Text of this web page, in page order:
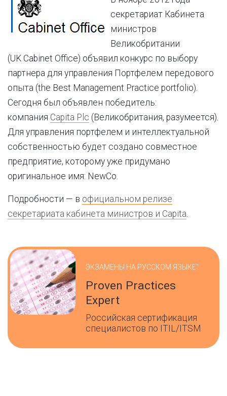
секретариат Кабинета
министров
Великобритании
(UK Cabinet Office) объявил конкурс по выбору
партнера для управления Портфелем передового
опыта (the Best Management Practice portfolio).
Сегодня был объявлен победитель:
компания Capita Plc (Великобритания, разумеется).
Для управления портфелем и интеллектуальной
собственностью будет создано совместное
предприятие, которому уже придумано
оригинальное имя: NewCo.
Подробности — в официальном релизе
секретариата кабинета министров и Capita.
ЭКЗАМЕНЫ НА РУССКОМ ЯЗЫКЕ"
Proven Practices
Expert
Российская сертификация
специалистов по ITIL/ITSM